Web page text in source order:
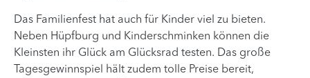
Das Familienfest hat auch für Kinder viel zu bieten.
Neben Hüpfburg und Kinderschminken können die
Kleinsten ihr Glück am Glücksrad testen. Das große
Tagesgewinnspiel hält zudem tolle Preise bereit,